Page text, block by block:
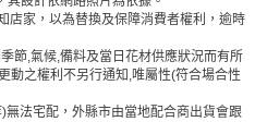
店家，以為替換及保障消費者權利，逾時
節,氣候,備料及當日花材供應狀況而有所
動之權利不另行通知,唯屬性(符合場合性
法宅配，外縣市由當地配合商出貨會跟